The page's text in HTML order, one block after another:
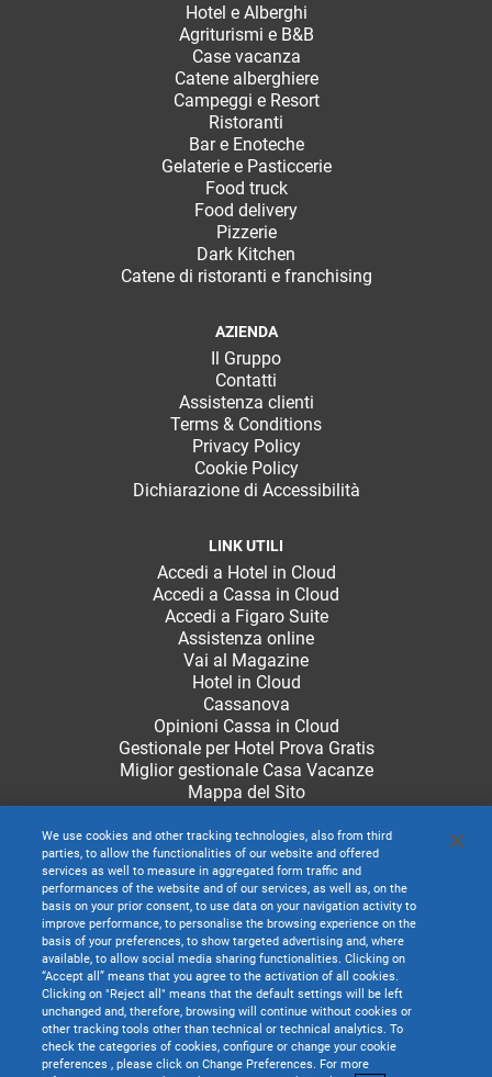
Hotel e Alberghi
Agriturismi e B&B
Case vacanza
Catene alberghiere
Campeggi e Resort
Ristoranti
Bar e Enoteche
Gelaterie e Pasticcerie
Food truck
Food delivery
Pizzerie
Dark Kitchen
Catene di ristoranti e franchising
AZIENDA
Il Gruppo
Contatti
Assistenza clienti
Terms & Conditions
Privacy Policy
Cookie Policy
Dichiarazione di Accessibilità
LINK UTILI
Accedi a Hotel in Cloud
Accedi a Cassa in Cloud
Accedi a Figaro Suite
Assistenza online
Vai al Magazine
Hotel in Cloud
Cassanova
Opinioni Cassa in Cloud
Gestionale per Hotel Prova Gratis
Miglior gestionale Casa Vacanze
Mappa del Sito
We use cookies and other tracking technologies, also from third
parties, to allow the functionalities of our website and offered
services as well to measure in aggregated form traffic and
performances of the website and of our services, as well as, on the
basis on your prior consent, to use data on your navigation activity to
improve performance, to personalise the browsing experience on the
basis of your preferences, to show targeted advertising and, where
available, to allow social media sharing functionalities. Clicking on
“Accept all” means that you agree to the activation of all cookies.
Clicking on "Reject all" means that the default settings will be left
unchanged and, therefore, browsing will continue without cookies or
other tracking tools other than technical or technical analytics. To
check the categories of cookies, configure or change your cookie
preferences , please click on Change Preferences. For more